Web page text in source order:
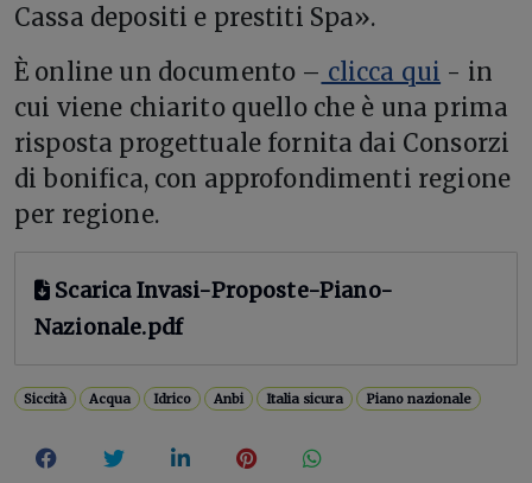
Cassa depositi e prestiti Spa».
È online un documento – clicca qui - in
cui viene chiarito quello che è una prima
risposta progettuale fornita dai Consorzi
di bonifica, con approfondimenti regione
per regione.
Scarica Invasi-Proposte-Piano-
Nazionale.pdf
Siccità Acqua Idrico Anbi Italia sicura Piano nazionale